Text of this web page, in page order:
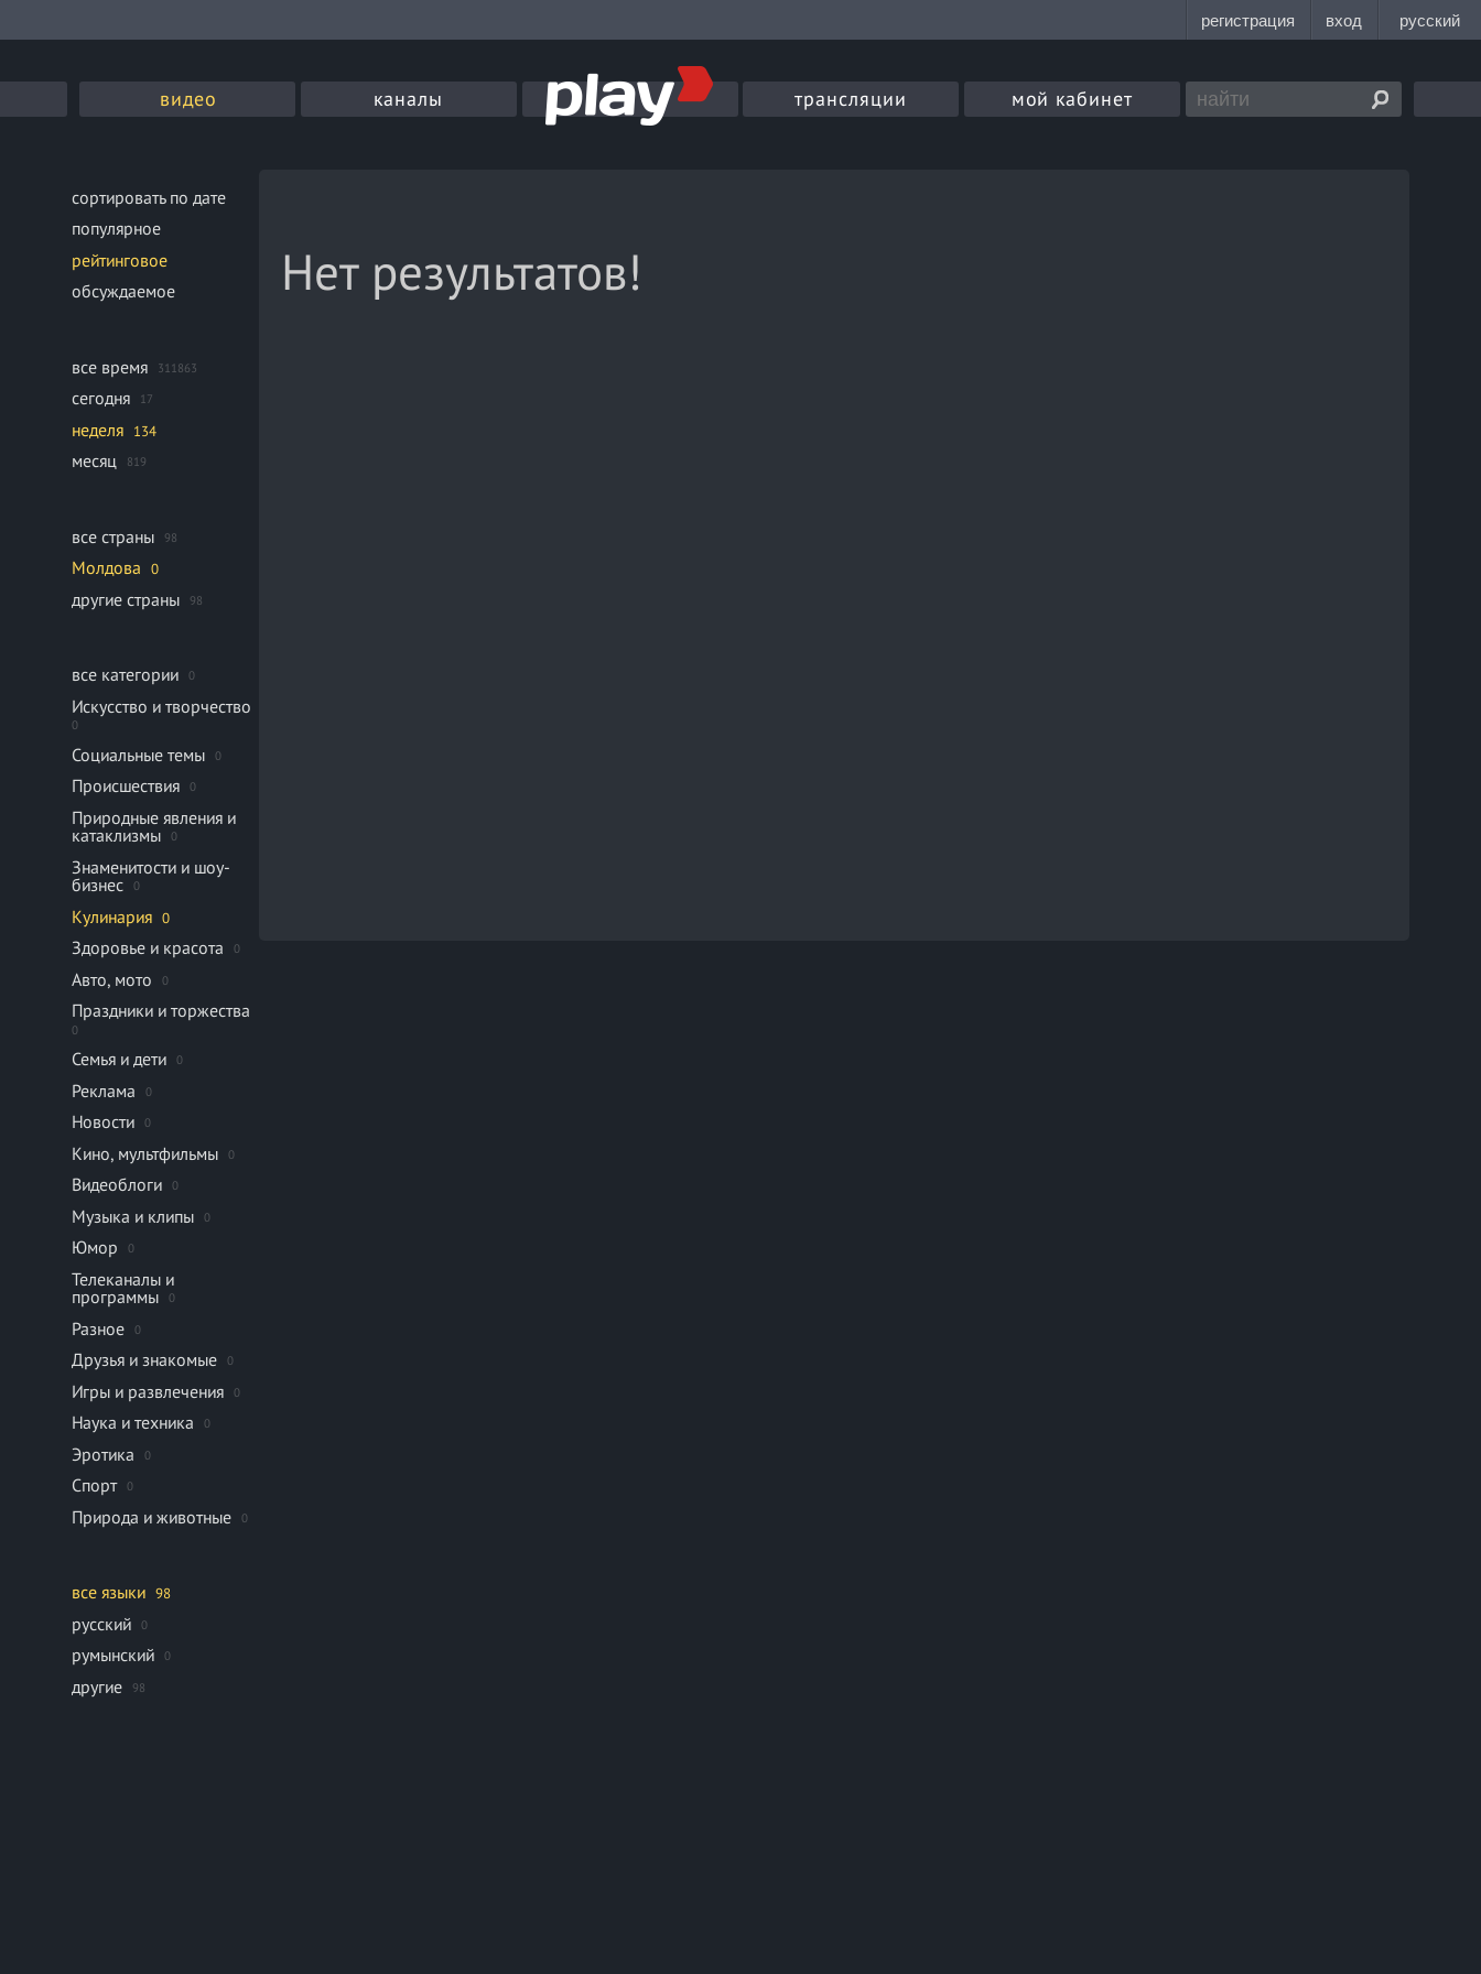
видео каналы трансляции мой кабинет
сортировать по дате
популярное
рейтинговое
обсуждаемое
все время 311863
сегодня 17
неделя 134
месяц 819
все страны 98
Молдова 0
другие страны 98
все категории 0
Искусство и творчество
0
Социальные темы 0
Происшествия 0
Природные явления и
катаклизмы
0
Знаменитости и шоу-
бизнес
0
Кулинария 0
Здоровье и красота 0
Авто, мото 0
Праздники и торжества
0
Семья и дети 0
Реклама 0
Новости 0
Кино, мультфильмы 0
Видеоблоги 0
Музыка и клипы 0
Юмор 0
Телеканалы и
программы
0
Разное 0
Друзья и знакомые 0
Игры и развлечения 0
Наука и техника 0
Эротика 0
Спорт 0
Природа и животные 0
все языки 98
русский 0
румынский 0
другие 98
Нет результатов!